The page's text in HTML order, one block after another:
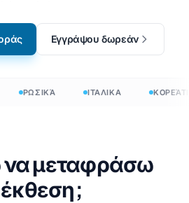
Εγγράψου δωρεάν
ΡΩΣΙΚΆ ΙΤΑΛΙΚΑ
μεταφράσω
έκθεση;